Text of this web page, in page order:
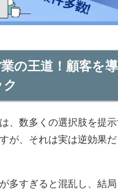
の王道！顧客を
ク
、数多くの選択肢を提
が、それは実は逆効果
多すぎると混乱し、結